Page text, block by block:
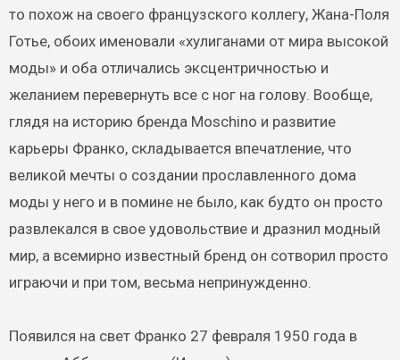
то похож на своего французского коллегу, Жана-Поля
Готье, обоих именовали «хулиганами от мира высокой
моды» и оба отличались эксцентричностью и
желанием перевернуть все с ног на голову. Вообще,
глядя на историю бренда Moschino и развитие
карьеры Франко, складывается впечатление, что
великой мечты о создании прославленного дома
моды у него и в помине не было, как будто он просто
развлекался в свое удовольствие и дразнил модный
мир, а всемирно известный бренд он сотворил просто
играючи и при том, весьма непринужденно.
Появился на свет Франко 27 февраля 1950 года в